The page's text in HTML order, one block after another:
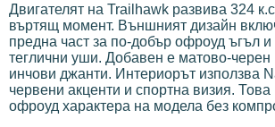
Двигателят на Trailhawk развива 324
въртящ момент. Външният дизайн
предна част за по-добър офроуд ъгъл и
теглични уши. Добавен е матово-черен
инчови джанти. Интериорът използва
червени акценти и спортна визия. Това
офроуд характера на модела без